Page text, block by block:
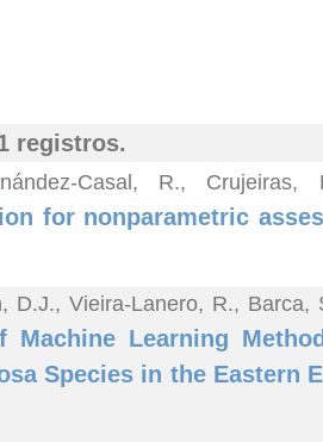
registros.
Casal, R., Crujeiras,
for nonparametric
D.J., Vieira-Lanero, R.,
Machine Learning
Species in the Eastern